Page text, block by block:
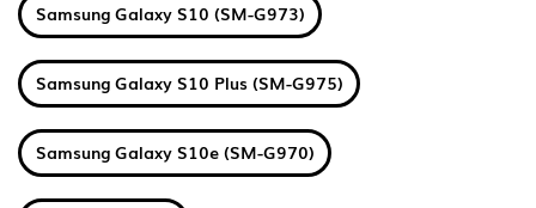
Samsung Galaxy S10 (SM-G973)
Samsung Galaxy S10 Plus (SM-G975)
Samsung Galaxy S10e (SM-G970)